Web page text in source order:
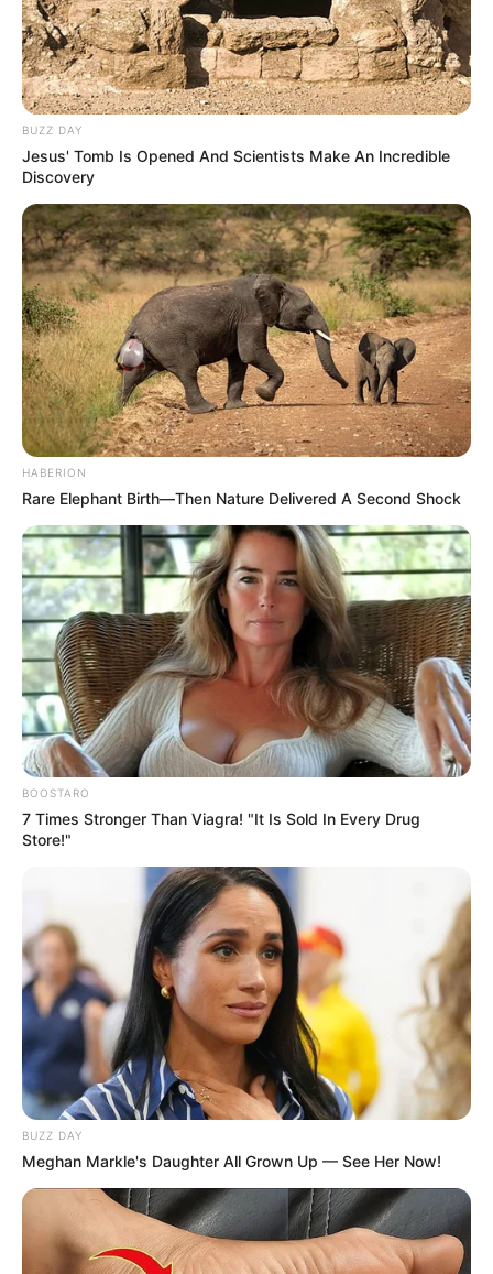
BUZZ DAY
Jesus' Tomb Is Opened And Scientists Make An Incredible
Discovery
HABERION
Rare Elephant Birth—Then Nature Delivered A Second Shock
BOOSTARO
7 Times Stronger Than Viagra! "It Is Sold In Every Drug
Store!"
BUZZ DAY
Meghan Markle's Daughter All Grown Up — See Her Now!